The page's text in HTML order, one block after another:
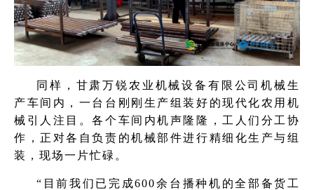
同样，甘肃万锐农业机械设备有限公司机械生
产车间内，一台台刚刚生产组装好的现代化农用机
械引人注目。各个车间内机声隆隆，工人们分工协
作，正对各自负责的机械部件进行精细化生产与组
装，现场一片忙碌。
“目前我们已完成600余台播种机的全部备货工